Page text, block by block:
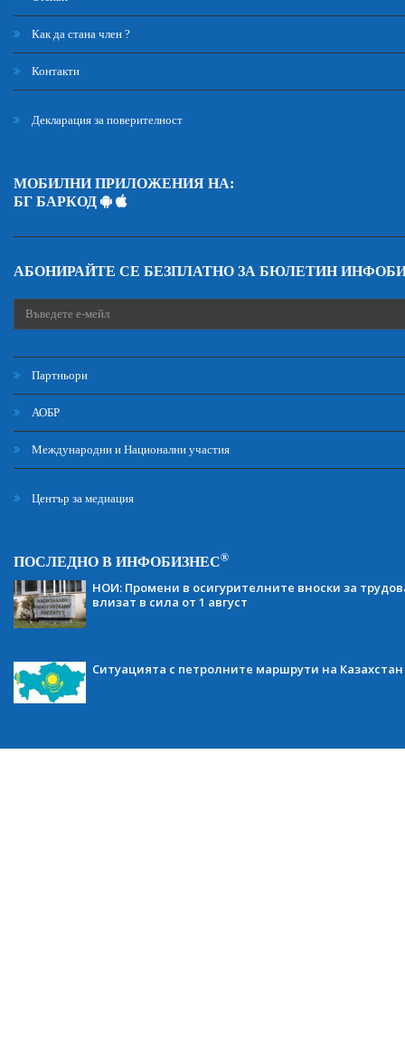
Как да стана член ?
Контакти
Декларация за поверителност
МОБИЛНИ ПРИЛОЖЕНИЯ НА:
БГ БАРКОД
АБОНИРАЙТЕ СЕ БЕЗПЛАТНО ЗА БЮЛЕТИН
Партньори
АОБР
Международни и Национални участия
Център за медиация
ПОСЛЕДНО В ИНФОБИЗНЕС®
НОИ: Промени в осигурителните вноски за
влизат в сила от 1 август
Ситуацията с петролните маршрути на Казахстан